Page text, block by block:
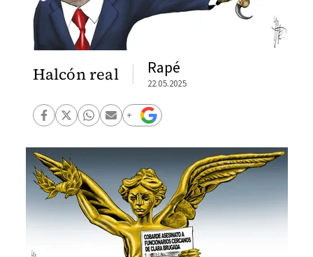
Halcón real Rapé
22.05.2025